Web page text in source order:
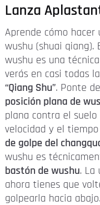
Lanza
Aprende cómo
wushu (shuai qiang).
wushu es una
verás en casi todas
“Qiang Shu”. Ponte
posición plana de
plana contra el
velocidad y el
de golpe del
wushu es
bastón de wushu. La
ahora tienes que
golpearla hacia